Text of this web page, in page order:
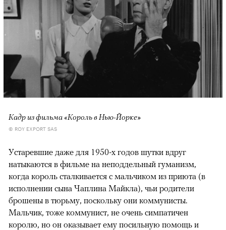
Кадр из фильма «Король в Нью-Йорке»
© ROY EXPORT SAS
Устаревшие даже для 1950-х годов шутки вдруг
натыкаются в фильме на неподдельный гуманизм,
когда король сталкивается с мальчиком из приюта (в
исполнении сына Чаплина Майкла), чьи родители
брошены в тюрьму, поскольку они коммунисты.
Мальчик, тоже коммунист, не очень симпатичен
королю, но он оказывает ему посильную помощь и